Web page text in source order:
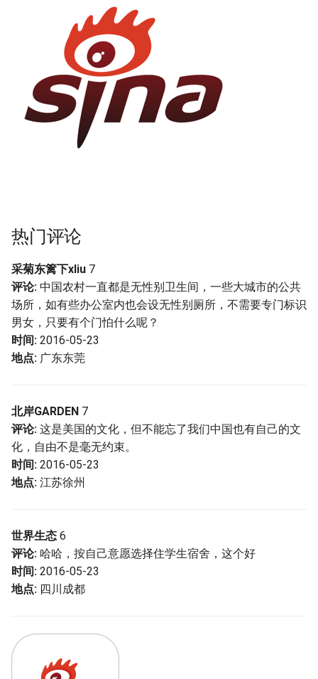
热门评论
采菊东篱下xliu 7
评论: 中国农村一直都是无性别卫生间，一些大城市的公共
场所，如有些办公室内也会设无性别厕所，不需要专门标识
男女，只要有个门怕什么呢？
时间: 2016-05-23
地点: 广东东莞
北岸GARDEN 7
评论: 这是美国的文化，但不能忘了我们中国也有自己的文
化，自由不是毫无约束。
时间: 2016-05-23
地点: 江苏徐州
世界生态 6
评论: 哈哈，按自己意愿选择住学生宿舍，这个好
时间: 2016-05-23
地点: 四川成都